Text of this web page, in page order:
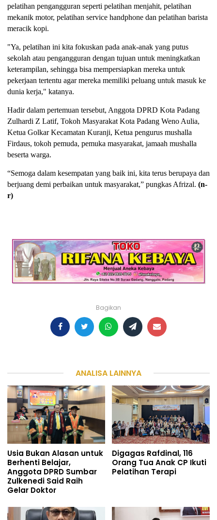
pelatihan pengangguran seperti pelatihan menjahit, pelatihan
mekanik motor, pelatihan service handphone dan pelatihan barista
meracik kopi.
"Ya, pelatihan ini kita fokuskan pada anak-anak yang putus
sekolah atau pengangguran dengan tujuan untuk meningkatkan
keterampilan, sehingga bisa mempersiapkan mereka untuk
pekerjaan tertentu agar mereka memiliki peluang untuk masuk ke
dunia kerja," katanya.
Hadir dalam pertemuan tersebut, Anggota DPRD Kota Padang
Zulhardi Z Latif, Tokoh Masyarakat Kota Padang Weno Aulia,
Ketua Golkar Kecamatan Kuranji, Ketua pengurus mushalla
Firdaus, tokoh pemuda, pemuka masyarakat, jamaah mushalla
beserta warga.
“Semoga dalam kesempatan yang baik ini, kita terus berupaya dan
berjuang demi perbaikan untuk masyarakat,” pungkas Afrizal. (n-
r)
Bagikan
ANALISA LAINNYA
Usia Bukan Alasan untuk
Berhenti Belajar,
Anggota DPRD Sumbar
Zulkenedi Said Raih
Gelar Doktor
Digagas Rafdinal, 116
Orang Tua Anak CP Ikuti
Pelatihan Terapi